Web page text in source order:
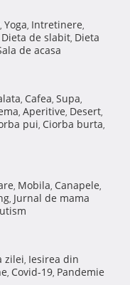
, Yoga, Intretinere,
Dieta de slabit, Dieta
de acasa
, Cafea, Supa,
, Aperitive, Desert,
pui, Ciorba burta,
, Mobila, Canapele,
, Jurnal de mama
zilei, Iesirea din
, Covid-19, Pandemie